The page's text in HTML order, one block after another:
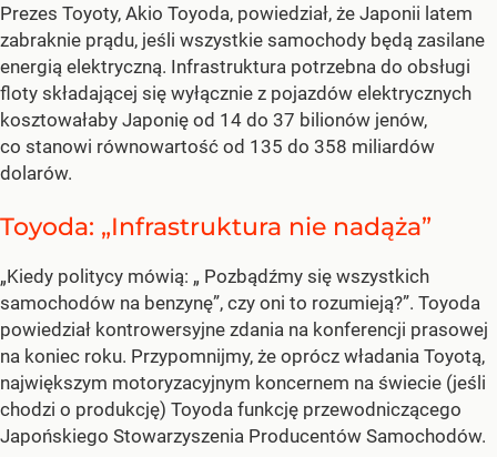
Prezes Toyoty, Akio Toyoda, powiedział, że Japonii latem
zabraknie prądu, jeśli wszystkie samochody będą zasilane
energią elektryczną. Infrastruktura potrzebna do obsługi
floty składającej się wyłącznie z pojazdów elektrycznych
kosztowałaby Japonię od 14 do 37 bilionów jenów,
co stanowi równowartość od 135 do 358 miliardów
dolarów.
Toyoda: „Infrastruktura nie nadąża”
„Kiedy politycy mówią: „ Pozbądźmy się wszystkich
samochodów na benzynę”, czy oni to rozumieją?”. Toyoda
powiedział kontrowersyjne zdania na konferencji prasowej
na koniec roku. Przypomnijmy, że oprócz władania Toyotą,
największym motoryzacyjnym koncernem na świecie (jeśli
chodzi o produkcję) Toyoda funkcję przewodniczącego
Japońskiego Stowarzyszenia Producentów Samochodów.